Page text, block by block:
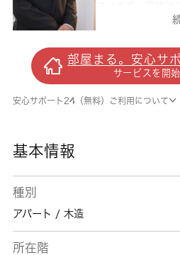
トなど豊富なので
きる物件です。ペ
ご相談ください。
すぐに入居ができ
す。こちら西武池
部屋まる。安心サ
サービスを開
安心サポート24（無料）ご利用について
基本情報
種別
アパート / 木造
所在階